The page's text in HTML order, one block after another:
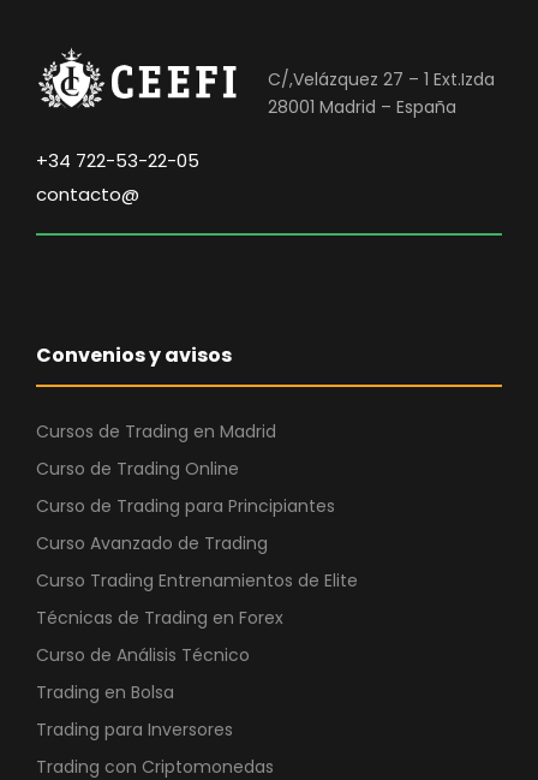
C/,Velázquez 27 – 1 Ext.Izda
28001 Madrid – España
+34 722-53-22-05
contacto@
Convenios y avisos
Cursos de Trading en Madrid
Curso de Trading Online
Curso de Trading para Principiantes
Curso Avanzado de Trading
Curso Trading Entrenamientos de Elite
Técnicas de Trading en Forex
Curso de Análisis Técnico
Trading en Bolsa
Trading para Inversores
Trading con Criptomonedas